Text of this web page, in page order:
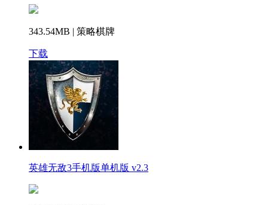
343.54MB | 策略棋牌
下载
英雄无敌3手机版单机版 v2.3